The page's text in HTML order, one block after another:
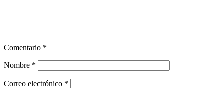
Comentario *
Nombre *
Correo electrónico *